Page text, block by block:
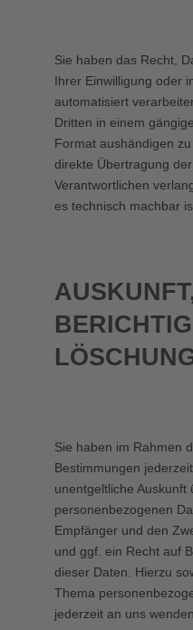
Sie haben das Recht,
Ihrer Einwilligung oder
automatisiert
Dritten in einem
Format aushändigen
direkte Übertragung
Verantwortlichen
es technisch machbar
Sie haben im Rahmen
Bestimmungen
unentgeltliche
personenbezogenen
Empfänger und den
und ggf. ein Recht auf
dieser Daten. Hierzu
Thema
jederzeit an uns wenden.